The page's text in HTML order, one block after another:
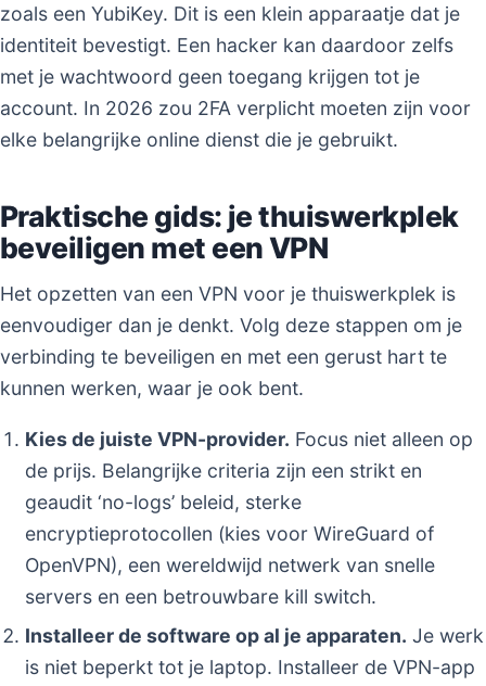
zoals een YubiKey. Dit is een klein apparaatje dat je
identiteit bevestigt. Een hacker kan daardoor zelfs
met je wachtwoord geen toegang krijgen tot je
account. In 2026 zou 2FA verplicht moeten zijn voor
elke belangrijke online dienst die je gebruikt.
Praktische gids: je thuiswerkplek
beveiligen met een VPN
Het opzetten van een VPN voor je thuiswerkplek is
eenvoudiger dan je denkt. Volg deze stappen om je
verbinding te beveiligen en met een gerust hart te
kunnen werken, waar je ook bent.
Kies de juiste VPN-provider. Focus niet alleen op
de prijs. Belangrijke criteria zijn een strikt en
geaudit ‘no-logs’ beleid, sterke
encryptieprotocollen (kies voor WireGuard of
OpenVPN), een wereldwijd netwerk van snelle
servers en een betrouwbare kill switch.
Installeer de software op al je apparaten. Je werk
is niet beperkt tot je laptop. Installeer de VPN-app